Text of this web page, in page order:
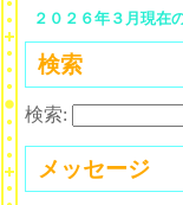
２０２６年３月現在
検索
検索:
メッセージ